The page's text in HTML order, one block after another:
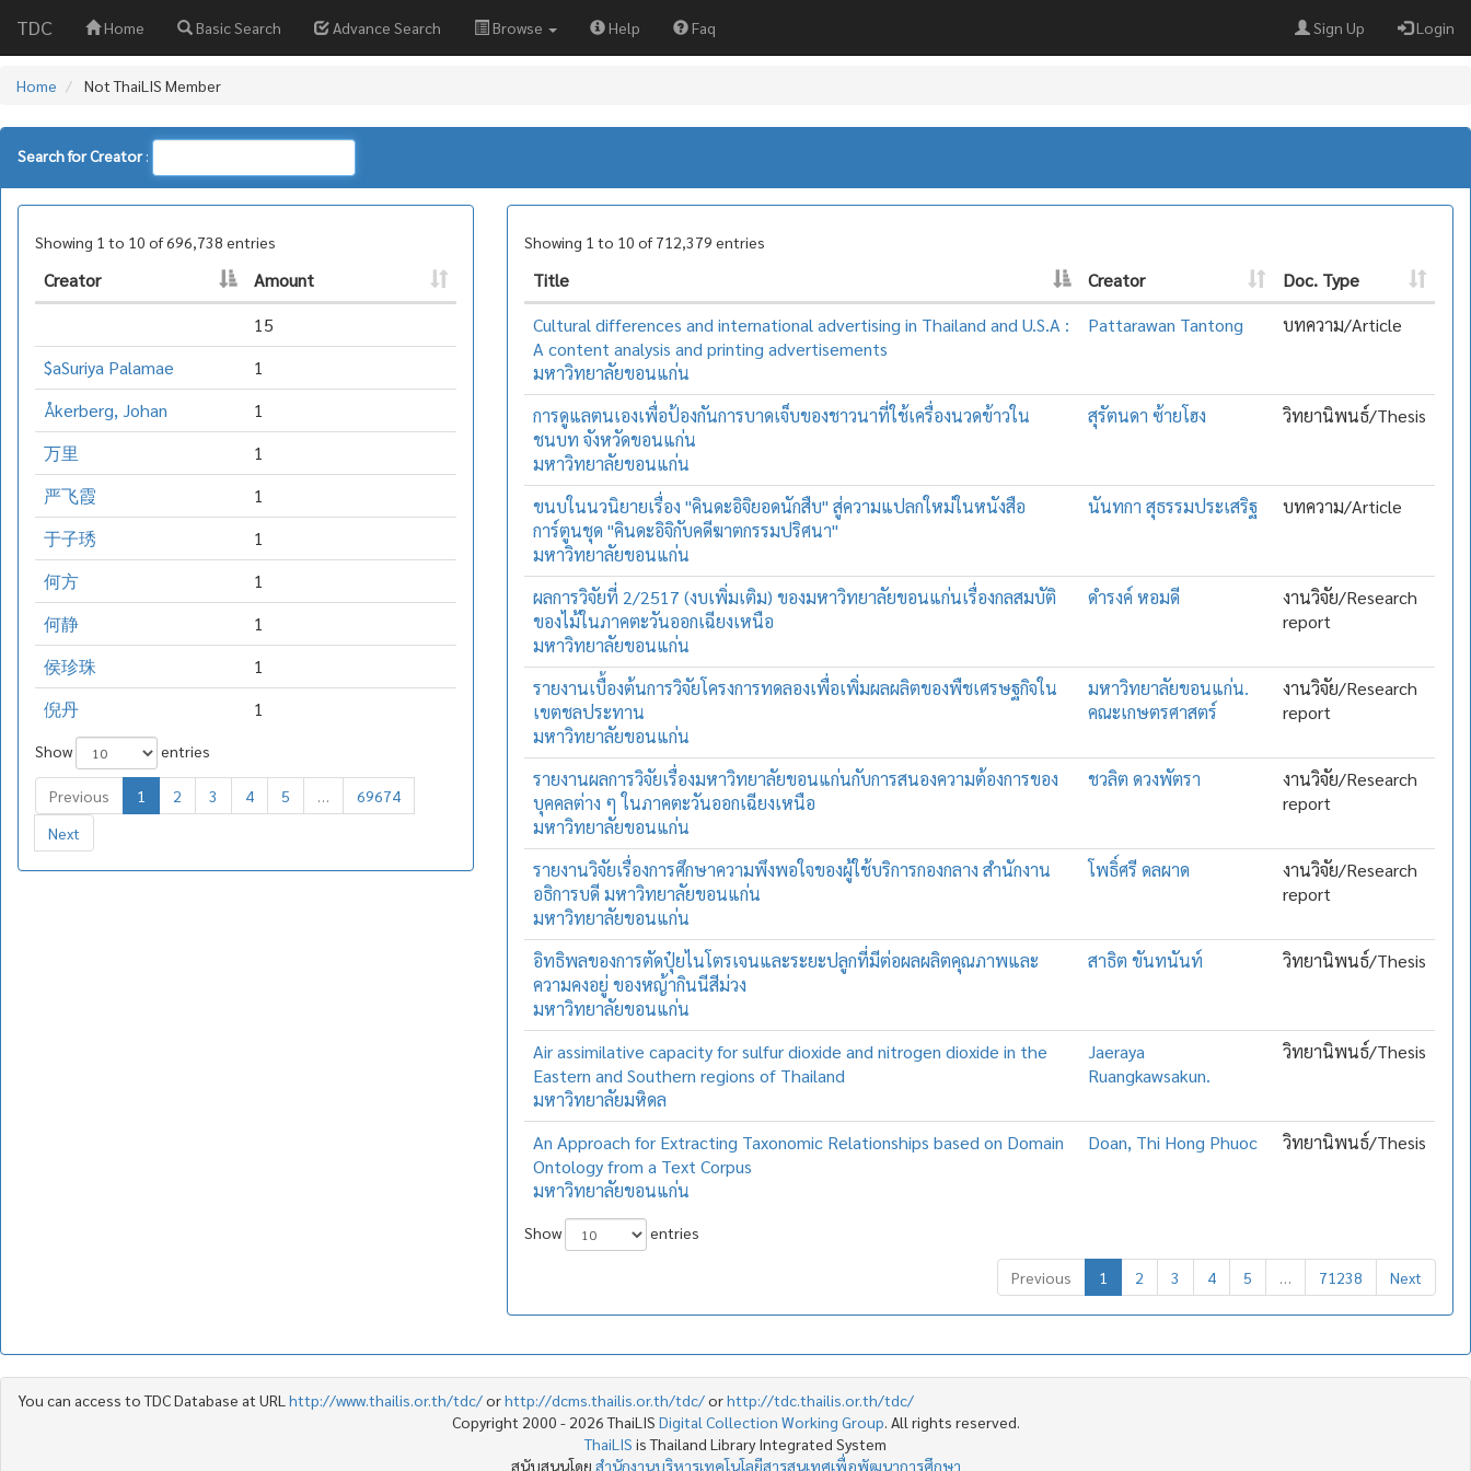
TDC Home Basic Search Advance Search Browse Help Faq Sign Up Login
Home Not ThaiLIS Member
Search for Creator:
Showing 1 to 10 of 696,738 entries
Creator
Amount
15
$aSuriya Palamae
1
Åkerberg, Johan
1
万里
1
严飞霞
1
于子琇
1
何方
1
何静
1
侯珍珠
1
倪丹
1
Show entries
Previous 1 2 3 4 5 …
69674
Next
Showing 1 to 10 of 712,379 entries
Title Creator
Doc. Type
Cultural differences and international advertising in Thailand and U.S.A :
A content analysis and printing advertisements
มหาวิทยาลัยขอนแก่น
Pattarawan Tantong บทความ/Article
การดูแลตนเองเพื่อป้องกันการบาดเจ็บของชาวนาที่ใช้เครื่องนวดข้าวใน
ชนบท จังหวัดขอนแก่น
มหาวิทยาลัยขอนแก่น
สุรัตนดา ซ้ายโฮง วิทยานิพนธ์/Thesis
ขนบในนวนิยายเรื่อง "คินดะอิจิยอดนักสืบ" สู่ความแปลกใหม่ในหนังสือ
การ์ตูนชุด "คินดะอิจิกับคดีฆาตกรรมปริศนา"
มหาวิทยาลัยขอนแก่น
นันทกา สุธรรมประเสริฐ บทความ/Article
ผลการวิจัยที่ 2/2517 (งบเพิ่มเติม) ของมหาวิทยาลัยขอนแก่นเรื่องกลสมบัติ
ของไม้ในภาคตะวันออกเฉียงเหนือ
มหาวิทยาลัยขอนแก่น
ดำรงค์ หอมดี
งานวิจัย/Research
report
รายงานเบื้องต้นการวิจัยโครงการทดลองเพื่อเพิ่มผลผลิตของพืชเศรษฐกิจใน
เขตชลประทาน
มหาวิทยาลัยขอนแก่น
มหาวิทยาลัยขอนแก่น.
คณะเกษตรศาสตร์
งานวิจัย/Research
report
รายงานผลการวิจัยเรื่องมหาวิทยาลัยขอนแก่นกับการสนองความต้องการของ
บุคคลต่าง ๆ ในภาคตะวันออกเฉียงเหนือ
มหาวิทยาลัยขอนแก่น
ชวลิต ดวงพัตรา
งานวิจัย/Research
report
รายงานวิจัยเรื่องการศึกษาความพึงพอใจของผู้ใช้บริการกองกลาง สำนักงาน
อธิการบดี มหาวิทยาลัยขอนแก่น
มหาวิทยาลัยขอนแก่น
โพธิ์ศรี ดลผาด
งานวิจัย/Research
report
อิทธิพลของการตัดปุ๋ยไนโตรเจนและระยะปลูกที่มีต่อผลผลิตคุณภาพและ
ความคงอยู่ ของหญ้ากินนีสีม่วง
มหาวิทยาลัยขอนแก่น
สาธิต ขันทนันท์ วิทยานิพนธ์/Thesis
Air assimilative capacity for sulfur dioxide and nitrogen dioxide in the
Eastern and Southern regions of Thailand
มหาวิทยาลัยมหิดล
Jaeraya
Ruangkawsakun.
วิทยานิพนธ์/Thesis
An Approach for Extracting Taxonomic Relationships based on Domain
Ontology from a Text Corpus
มหาวิทยาลัยขอนแก่น
Doan, Thi Hong Phuoc วิทยานิพนธ์/Thesis
Show entries
Previous 1 2 3 4 5 … 71238 Next
You can access to TDC Database at URL http://www.thailis.or.th/tdc/orhttp://dcms.thailis.or.th/tdc/orhttp://tdc.thailis.or.th/tdc/
Copyright 2000 - 2026 ThaiLIS Digital Collection Working Group. All rights reserved.
ThaiLIS is Thailand Library Integrated System
สนับสนุนโดย สำนักงานบริหารเทคโนโลยีสารสนเทศเพื่อพัฒนาการศึกษา